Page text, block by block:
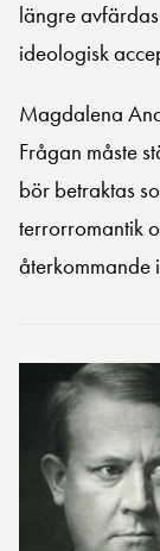
längre
ideologisk
Magdalena
Frågan måste
bör betraktas
terrorromantik
återkommande